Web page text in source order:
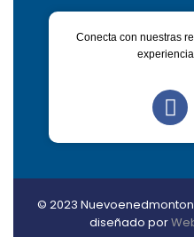
Conecta con nuestras
© 2023
diseñado por